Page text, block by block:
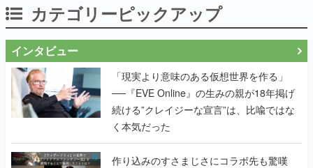
カテゴリーピックアップ
インタビュー
「現実より意味のある仮想世界を作る」
──『EVE Online』の生みの親が18年掲げ
続ける”クレイジーな宣言”は、比喩ではな
く本気だった
作り込みのすさまじさにコラボ先も驚嘆